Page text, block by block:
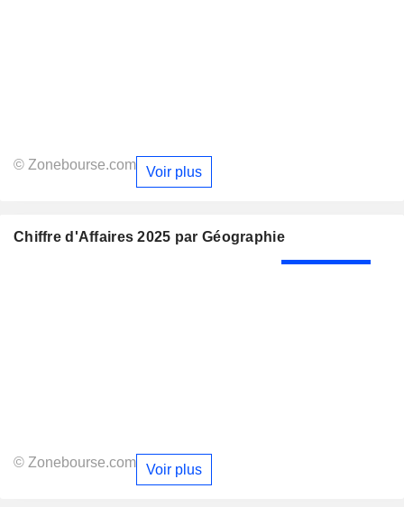
© Zonebourse.com Voir plus
Chiffre d'Affaires 2025 par Géographie
© Zonebourse.com Voir plus